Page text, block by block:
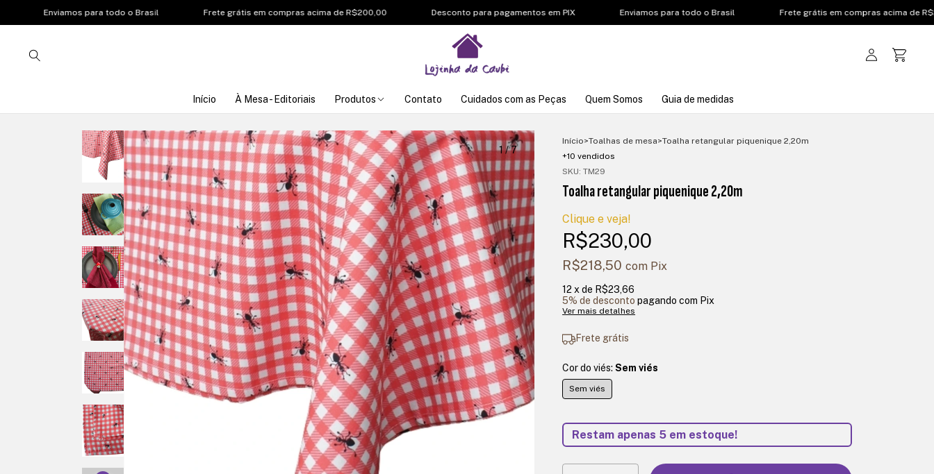
Enviamos para todo o Brasil Frete grátis em compras acima de R$200,00 Desconto para pagamentos em PIX Enviamos para todo o Brasil Frete grátis em compras acima de R$200,00
Início À Mesa - Editoriais Produtos Contato Cuidados com as Peças Quem Somos Guia de medidas
1/7
Início>Toalhas de mesa>Toalha retangular piquenique 2,20m
+10 vendidos
SKU:TM29
Toalha retangular piquenique 2,20m
Clique e veja!
R$230,00
R$218,50com Pix
12 x de R$23,66
5% de desconto pagando com Pix
Ver mais detalhes
Frete grátis
Cor do viés:Sem viés
Sem viés
Restam apenas 5 em estoque!